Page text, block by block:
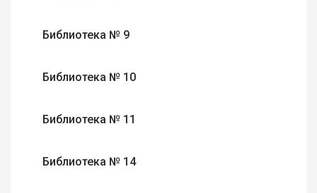
Библиотека № 9
Библиотека № 10
Библиотека № 11
Библиотека № 14